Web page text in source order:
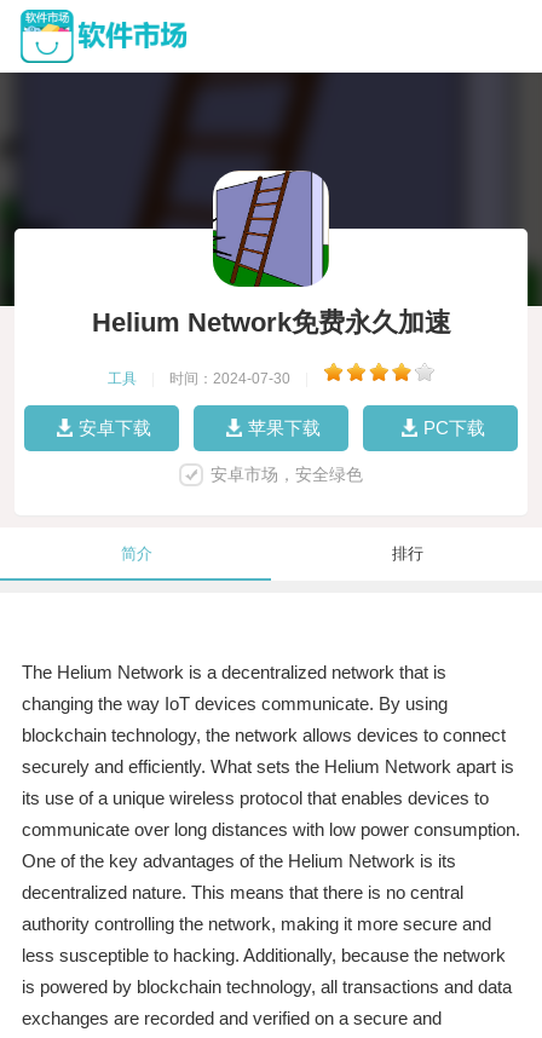
Helium Network免费永久加速
工具 时间：2024-07-30
安卓下载 苹果下载 PC下载
安卓市场，安全绿色
简介 排行
The Helium Network is a decentralized network that is
changing the way IoT devices communicate. By using
blockchain technology, the network allows devices to connect
securely and efficiently. What sets the Helium Network apart is
its use of a unique wireless protocol that enables devices to
communicate over long distances with low power consumption.
One of the key advantages of the Helium Network is its
decentralized nature. This means that there is no central
authority controlling the network, making it more secure and
less susceptible to hacking. Additionally, because the network
is powered by blockchain technology, all transactions and data
exchanges are recorded and verified on a secure and